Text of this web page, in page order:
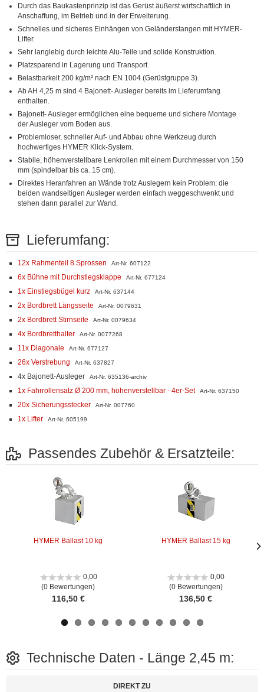
Durch das Baukastenprinzip ist das Gerüst äußerst wirtschaftlich in
Anschaffung, im Betrieb und in der Erweiterung.
Schnelles und sicheres Einhängen von Geländerstangen mit HYMER-
Lifter.
Sehr langlebig durch leichte Alu-Teile und solide Konstruktion.
Platzsparend in Lagerung und Transport.
Belastbarkeit 200 kg/m² nach EN 1004 (Gerüstgruppe 3).
Ab AH 4,25 m sind 4 Bajonett- Ausleger bereits im Lieferumfang
enthalten.
Bajonett- Ausleger ermöglichen eine bequeme und sichere Montage
der Ausleger vom Boden aus.
Problemloser, schneller Auf- und Abbau ohne Werkzeug durch
hochwertiges HYMER Klick-System.
Stabile, höhenverstellbare Lenkrollen mit einem Durchmesser von 150
mm (spindelbar bis ca. 15 cm).
Direktes Heranfahren an Wände trotz Auslegern kein Problem: die
beiden wandseitigen Ausleger werden einfach weggeschwenkt und
stehen dann parallel zur Wand.
Lieferumfang:
12x Rahmenteil 8 Sprossen Art-Nr. 607122
6x Bühne mit Durchstiegsklappe Art-Nr. 677124
1x Einstiegsbügel kurz Art-Nr. 637144
2x Bordbrett Längsseite Art-Nr. 0079631
2x Bordbrett Stirnseite Art-Nr. 0079634
4x Bordbretthalter Art-Nr. 0077268
11x Diagonale Art-Nr. 677127
26x Verstrebung Art-Nr. 637827
4x Bajonett-Ausleger Art-Nr. 635136-archiv
1x Fahrrollensatz Ø 200 mm, höhenverstellbar - 4er-Set Art-Nr. 637150
20x Sicherungsstecker Art-Nr. 007760
1x Lifter Art-Nr. 605199
Passendes Zubehör & Ersatzteile:
HYMER Ballast 10 kg
0,00
(0 Bewertungen)
116,50 €
HYMER Ballast 15 kg
0,00
(0 Bewertungen)
136,50 €
Technische Daten - Länge 2,45 m:
DIREKT ZU